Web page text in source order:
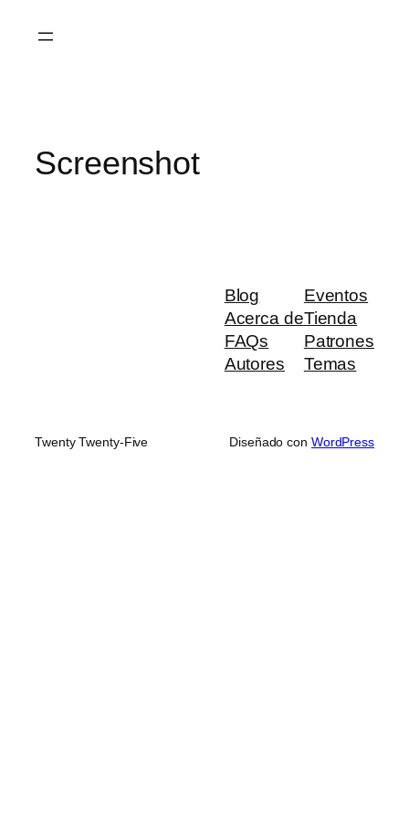
Screenshot
Blog
Acerca de
FAQs
Autores
Eventos
Tienda
Patrones
Temas
Twenty Twenty-Five Diseñado con WordPress